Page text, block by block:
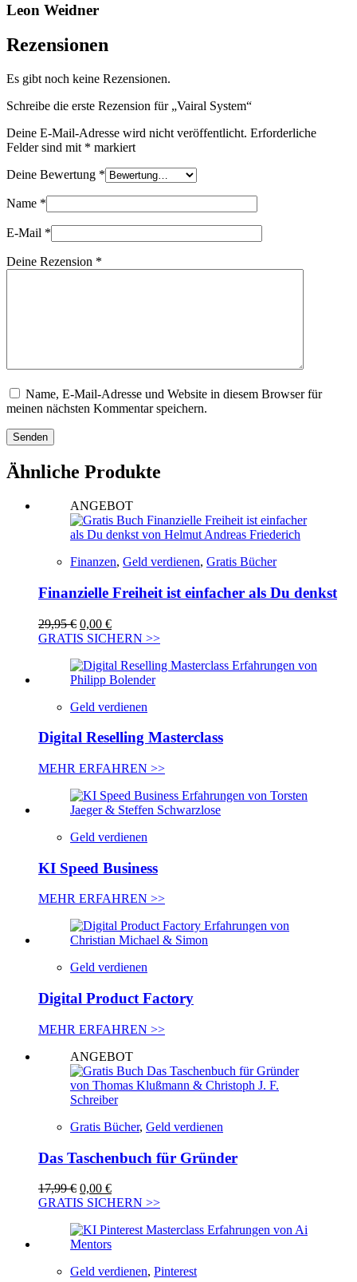
Leon Weidner
Rezensionen
Es gibt noch keine Rezensionen.
Schreibe die erste Rezension für „Vairal System“
Deine E-Mail-Adresse wird nicht veröffentlicht. Erforderliche
Felder sind mit * markiert
Deine Bewertung *
Name *
E-Mail *
Deine Rezension *
Name, E-Mail-Adresse und Website in diesem Browser für
meinen nächsten Kommentar speichern.
Senden
Ähnliche Produkte
ANGEBOT
Finanzen, Geld verdienen, Gratis Bücher
Finanzielle Freiheit ist einfacher als Du denkst
29,95€ Ursprünglicher
Preis
29,95 €
0,00 €Aktueller
Preis
0,00 €.
GRATIS SICHERN >>
Geld verdienen
Digital Reselling Masterclass
MEHR ERFAHREN >>
Geld verdienen
KI Speed Business
MEHR ERFAHREN >>
Geld verdienen
Digital Product Factory
MEHR ERFAHREN >>
ANGEBOT
Gratis Bücher, Geld verdienen
Das Taschenbuch für Gründer
17,99€ Ursprünglicher
Preis
17,99 €
0,00 €Aktueller
Preis
0,00 €.
GRATIS SICHERN >>
Geld verdienen, Pinterest